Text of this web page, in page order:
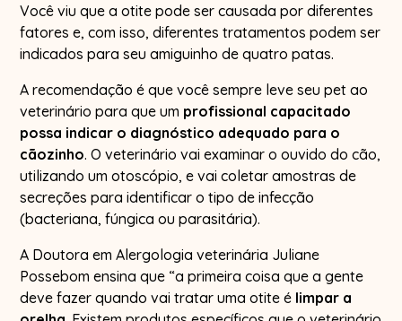
Você viu que a otite pode ser causada por diferentes
fatores e, com isso, diferentes tratamentos podem ser
indicados para seu amiguinho de quatro patas.
A recomendação é que você sempre leve seu pet ao
veterinário para que um profissional capacitado
possa indicar o diagnóstico adequado para o
cãozinho. O veterinário vai examinar o ouvido do cão,
utilizando um otoscópio, e vai coletar amostras de
secreções para identificar o tipo de infecção
(bacteriana, fúngica ou parasitária).
A Doutora em Alergologia veterinária Juliane
Possebom ensina que “a primeira coisa que a gente
deve fazer quando vai tratar uma otite é limpar a